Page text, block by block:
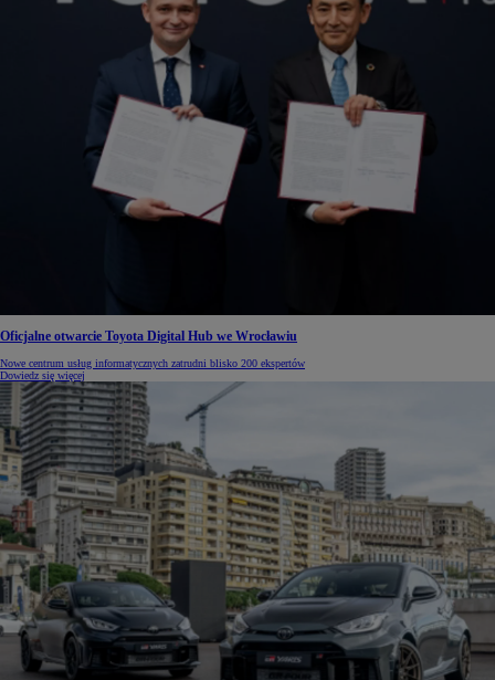
Oficjalne otwarcie Toyota Digital Hub we Wrocławiu
Nowe centrum usług informatycznych zatrudni blisko 200 ekspertów
Dowiedz się więcej